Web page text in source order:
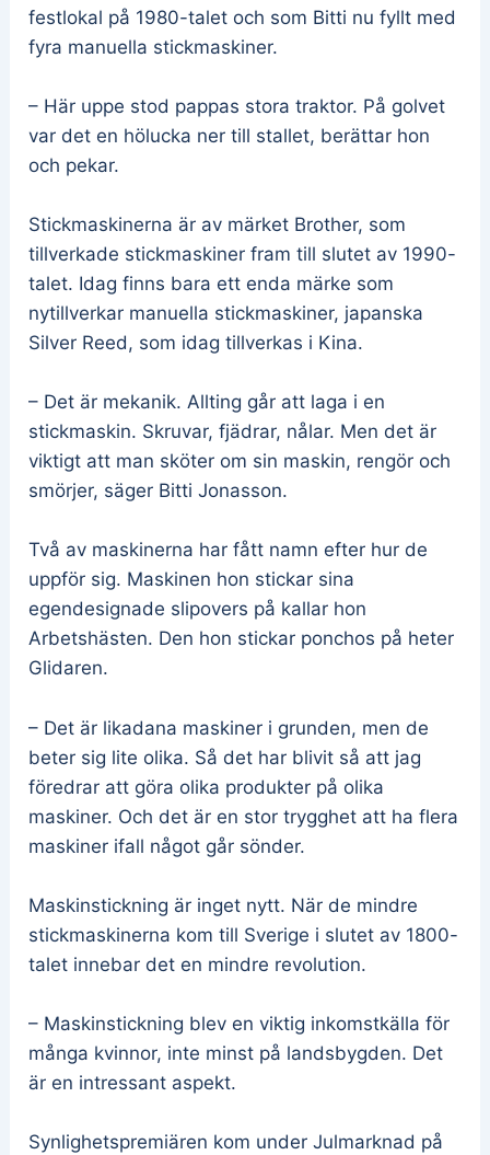
festlokal på 1980-talet och som Bitti nu fyllt med
fyra manuella stickmaskiner.
– Här uppe stod pappas stora traktor. På golvet
var det en hölucka ner till stallet, berättar hon
och pekar.
Stickmaskinerna är av märket Brother, som
tillverkade stickmaskiner fram till slutet av 1990-
talet. Idag finns bara ett enda märke som
nytillverkar manuella stickmaskiner, japanska
Silver Reed, som idag tillverkas i Kina.
– Det är mekanik. Allting går att laga i en
stickmaskin. Skruvar, fjädrar, nålar. Men det är
viktigt att man sköter om sin maskin, rengör och
smörjer, säger Bitti Jonasson.
Två av maskinerna har fått namn efter hur de
uppför sig. Maskinen hon stickar sina
egendesignade slipovers på kallar hon
Arbetshästen. Den hon stickar ponchos på heter
Glidaren.
– Det är likadana maskiner i grunden, men de
beter sig lite olika. Så det har blivit så att jag
föredrar att göra olika produkter på olika
maskiner. Och det är en stor trygghet att ha flera
maskiner ifall något går sönder.
Maskinstickning är inget nytt. När de mindre
stickmaskinerna kom till Sverige i slutet av 1800-
talet innebar det en mindre revolution.
– Maskinstickning blev en viktig inkomstkälla för
många kvinnor, inte minst på landsbygden. Det
är en intressant aspekt.
Synlighetspremiären kom under Julmarknad på